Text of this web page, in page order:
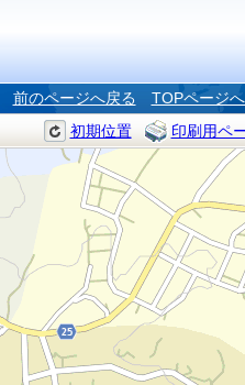
前のページへ戻る TOPページ
初期位置 印刷用ペ